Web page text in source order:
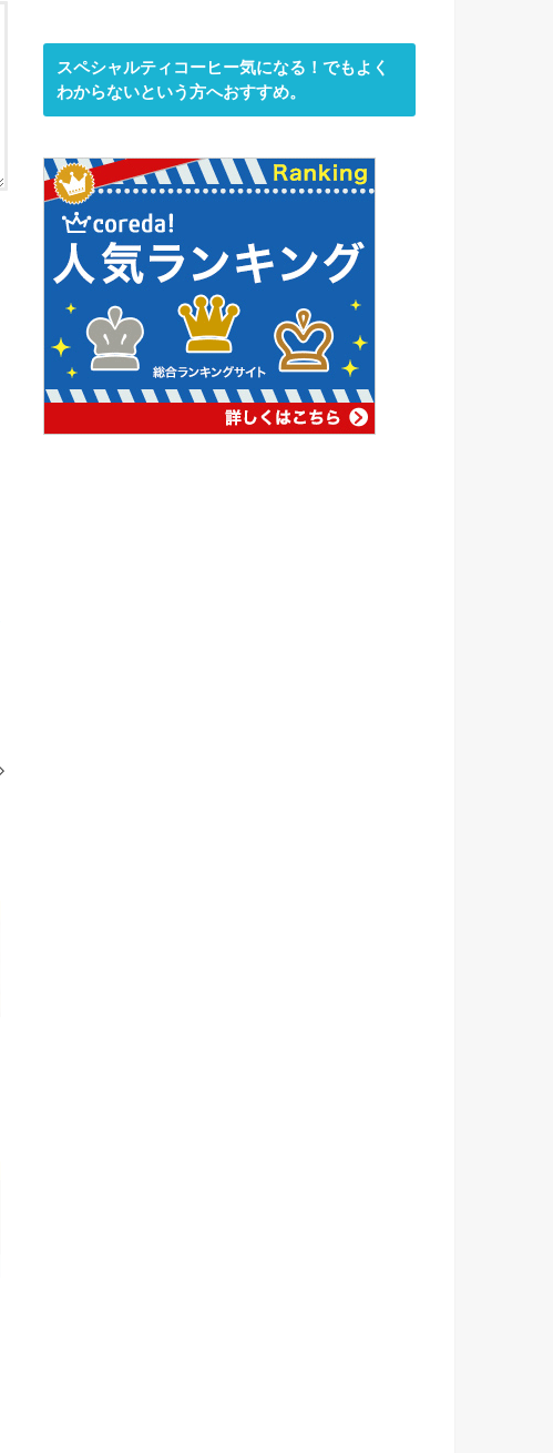
スペシャルティコーヒー気になる！でもよく
わからないという方へおすすめ。